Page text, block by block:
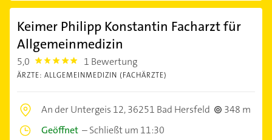
Keimer Philipp Konstantin Facharzt für
Allgemeinmedizin
5,0 5.0 1 Bewertung
ÄRZTE: ALLGEMEINMEDIZIN (FACHÄRZTE)
An der Untergeis 12,36251 Bad Hersfeld
348 m
Geöffnet –Schließt um 11:30